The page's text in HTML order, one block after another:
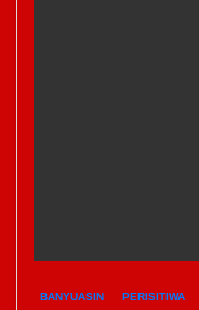
BANYUASIN PERISITIWA